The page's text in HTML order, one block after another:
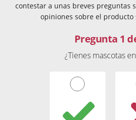
contestar a unas breves preguntas
opiniones sobre el producto
Pregunta 1
¿Tienes mascotas